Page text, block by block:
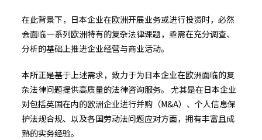
在此背景下，日本企业在欧洲开展业务或进行投资时，必然
会面临一系列欧洲特有的复杂法律课题，亟需在充分调查、
分析的基础上推进企业经营与商业活动。
本所正是基于上述需求，致力于为日本企业在欧洲面临的复
杂法律问题提供高质量的法律咨询服务。 尤其是在日本企业
对包括英国在内的欧洲企业进行并购（M&A）、个人信息保
护法规合规、以及各国劳动法问题应对方面，拥有丰富且成
熟的实务经验。